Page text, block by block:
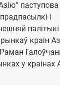
паступова
і
краін
Раман
у краінах